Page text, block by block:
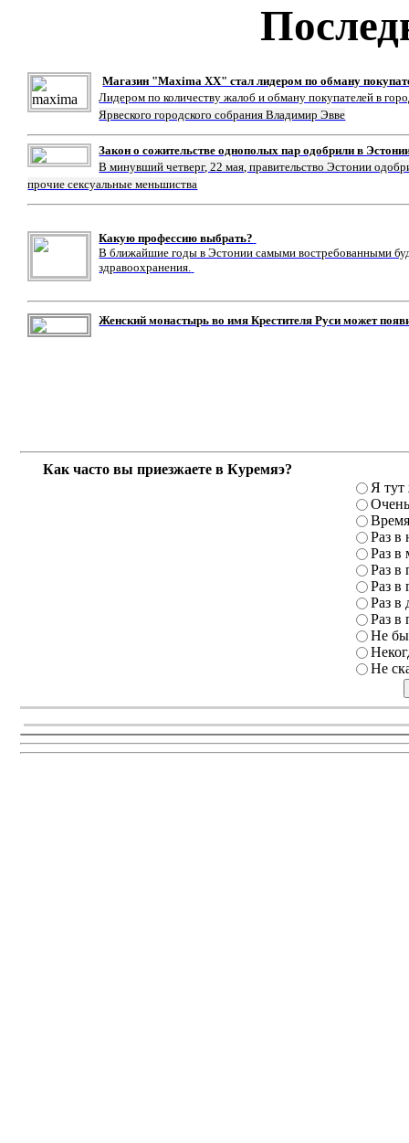
Магазин "Maxima XX" стал лидером по обману
Лидером по количеству жалоб и обману покупателей в
Ярвеского городского собрания Владимир Эвве
Закон о сожительстве однополых пар одобрили в
В минувший четверг, 22 мая, правительство Эстонии
прочие сексуальные меньшиства
Какую профессию выбрать?
В ближайшие годы в Эстонии самыми востребованными
здравоохранения.
Женский монастырь во имя Крестителя Руси может
Как часто вы приезжаете в Куремяэ?
Я тут
Раз в
Раз в
Раз в
Раз в
Раз в
Раз в
Не
Не